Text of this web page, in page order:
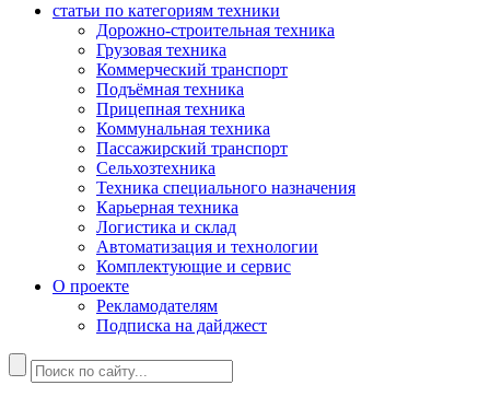
статьи по категориям техники
Дорожно-строительная техника
Грузовая техника
Коммерческий транспорт
Подъёмная техника
Прицепная техника
Коммунальная техника
Пассажирский транспорт
Сельхозтехника
Техника специального назначения
Карьерная техника
Логистика и склад
Автоматизация и технологии
Комплектующие и сервис
О проекте
Рекламодателям
Подписка на дайджест